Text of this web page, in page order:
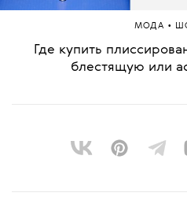
МОДА •
Где купить
блестящую или